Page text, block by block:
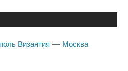
Византия — Москва